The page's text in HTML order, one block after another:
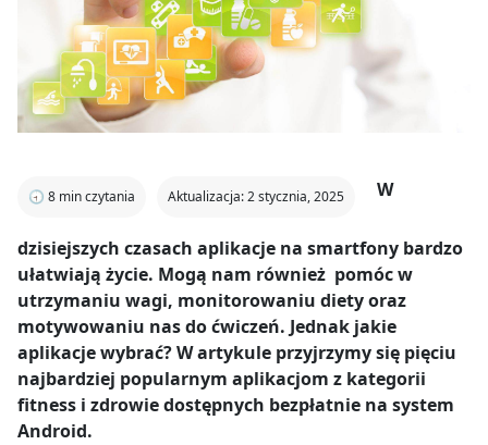
🕣 8 min czytania Aktualizacja: 2 stycznia, 2025 W
dzisiejszych czasach aplikacje na smartfony bardzo
ułatwiają życie. Mogą nam również pomóc w
utrzymaniu wagi, monitorowaniu diety oraz
motywowaniu nas do ćwiczeń. Jednak jakie
aplikacje wybrać? W artykule przyjrzymy się pięciu
najbardziej popularnym aplikacjom z kategorii
fitness i zdrowie dostępnych bezpłatnie na system
Android.